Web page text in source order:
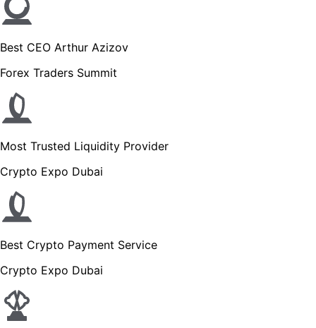
Best CEO Arthur Azizov
Forex Traders Summit
Most Trusted Liquidity Provider
Crypto Expo Dubai
Best Crypto Payment Service
Crypto Expo Dubai